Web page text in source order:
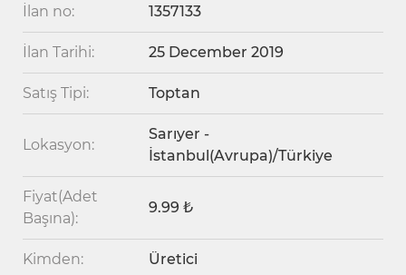
İlan no: 1357133
İlan Tarihi: 25 December 2019
Satış Tipi: Toptan
Lokasyon:
Sarıyer -
İstanbul(Avrupa)/Türkiye
Fiyat(Adet
Başına):
9.99 ₺
Kimden: Üretici